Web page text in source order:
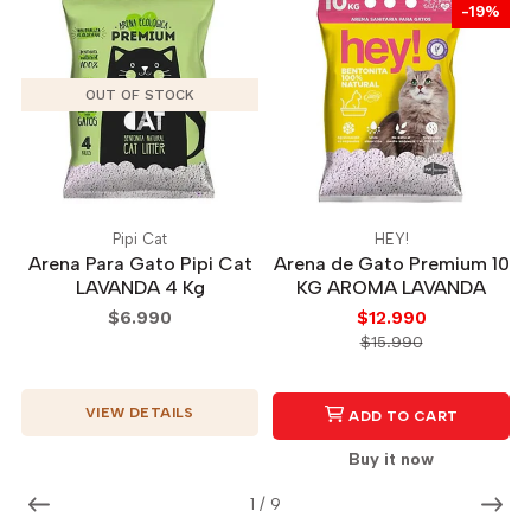
1 / 9
OUT OF STOCK
Pipi Cat
Arena Para Gato Pipi Cat
LAVANDA 4 Kg
$6.990
VIEW DETAILS
-19%
HEY!
Arena de Gato Premium 10
KG AROMA LAVANDA
$12.990
$15.990
ADD TO CART
Buy it now